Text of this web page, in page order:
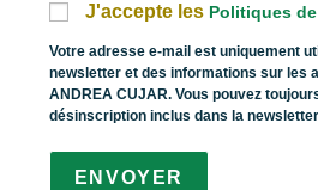
J'accepte les Politiques
Votre adresse e-mail est uniquement
newsletter et des informations sur les
ANDREA CUJAR. Vous pouvez
désinscription inclus dans la